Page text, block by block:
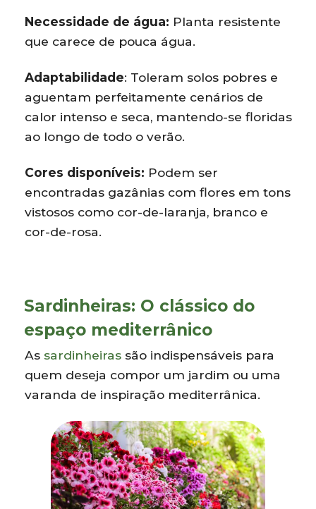
Necessidade de água: Planta resistente
que carece de pouca água.
Adaptabilidade: Toleram solos pobres e
aguentam perfeitamente cenários de
calor intenso e seca, mantendo-se floridas
ao longo de todo o verão.
Cores disponíveis: Podem ser
encontradas gazânias com flores em tons
vistosos como cor-de-laranja, branco e
cor-de-rosa.
Sardinheiras: O clássico do
espaço mediterrânico
As sardinheirassão indispensáveis para
quem deseja compor um jardim ou uma
varanda de inspiração mediterrânica.